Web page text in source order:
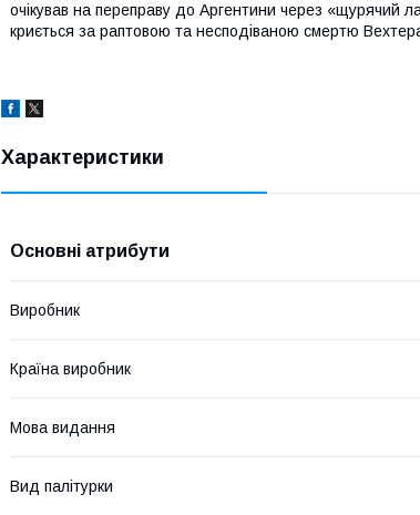
очікував на переправу до Аргентини через «щурячий
криється за раптовою та несподіваною смертю
Характеристики
Основні атрибути
Виробник
Країна виробник
Мова видання
Вид палітурки